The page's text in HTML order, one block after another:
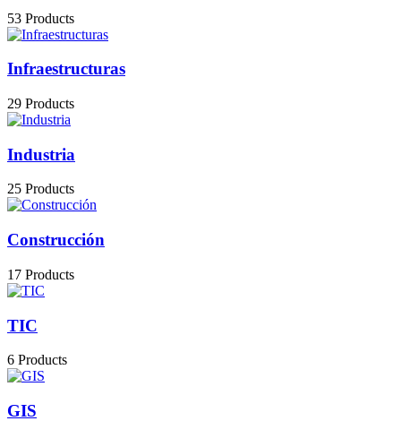
53 Products
Infraestructuras
29 Products
Industria
25 Products
Construcción
17 Products
TIC
6 Products
GIS